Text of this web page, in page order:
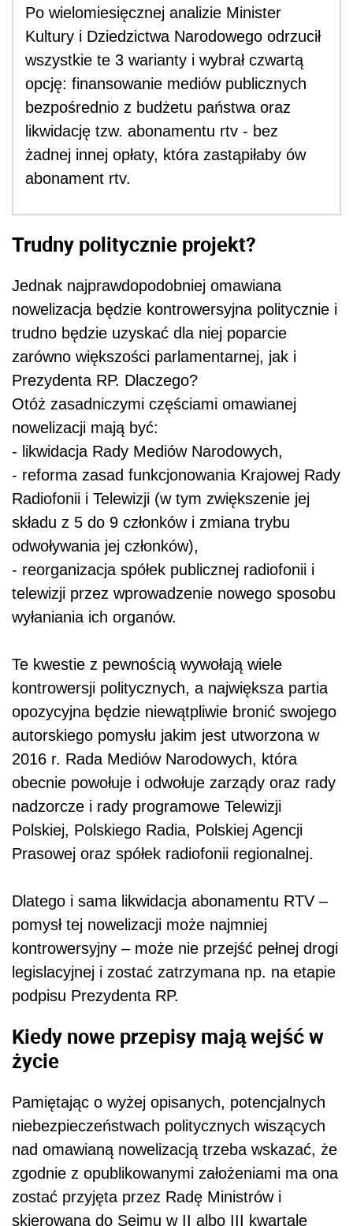
Po wielomiesięcznej analizie Minister
Kultury i Dziedzictwa Narodowego odrzucił
wszystkie te 3 warianty i wybrał czwartą
opcję: finansowanie mediów publicznych
bezpośrednio z budżetu państwa oraz
likwidację tzw. abonamentu rtv - bez
żadnej innej opłaty, która zastąpiłaby ów
abonament rtv.
Trudny politycznie projekt?
Jednak najprawdopodobniej omawiana
nowelizacja będzie kontrowersyjna politycznie i
trudno będzie uzyskać dla niej poparcie
zarówno większości parlamentarnej, jak i
Prezydenta RP. Dlaczego?
Otóż zasadniczymi częściami omawianej
nowelizacji mają być:
- likwidacja Rady Mediów Narodowych,
- reforma zasad funkcjonowania Krajowej Rady
Radiofonii i Telewizji (w tym zwiększenie jej
składu z 5 do 9 członków i zmiana trybu
odwoływania jej członków),
- reorganizacja spółek publicznej radiofonii i
telewizji przez wprowadzenie nowego sposobu
wyłaniania ich organów.
Te kwestie z pewnością wywołają wiele
kontrowersji politycznych, a największa partia
opozycyjna będzie niewątpliwie bronić swojego
autorskiego pomysłu jakim jest utworzona w
2016 r. Rada Mediów Narodowych, która
obecnie powołuje i odwołuje zarządy oraz rady
nadzorcze i rady programowe Telewizji
Polskiej, Polskiego Radia, Polskiej Agencji
Prasowej oraz spółek radiofonii regionalnej.
Dlatego i sama likwidacja abonamentu RTV –
pomysł tej nowelizacji może najmniej
kontrowersyjny – może nie przejść pełnej drogi
legislacyjnej i zostać zatrzymana np. na etapie
podpisu Prezydenta RP.
Kiedy nowe przepisy mają wejść w
życie
Pamiętając o wyżej opisanych, potencjalnych
niebezpieczeństwach politycznych wiszących
nad omawianą nowelizacją trzeba wskazać, że
zgodnie z opublikowanymi założeniami ma ona
zostać przyjęta przez Radę Ministrów i
skierowana do Sejmu w II albo III kwartale